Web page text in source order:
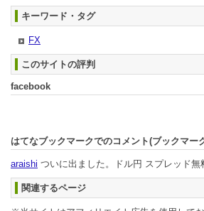
キーワード・タグ
FX
このサイトの評判
facebook
はてなブックマークでのコメント(ブックマー
araishi ついに出ました。ドル円 スプレッド無
関連するページ